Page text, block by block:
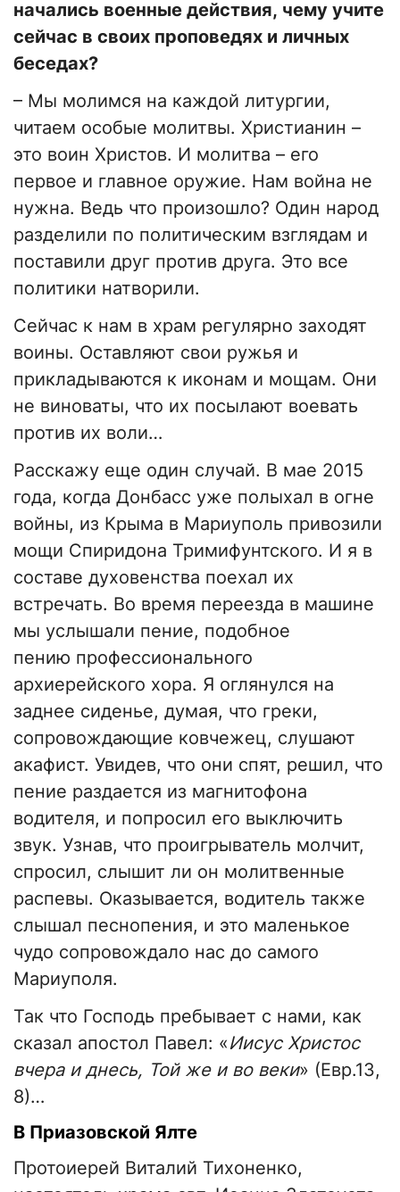
начались военные действия, чему учите
сейчас в своих проповедях и личных
беседах?
– Мы молимся на каждой литургии,
читаем особые молитвы. Христианин –
это воин Христов. И молитва – его
первое и главное оружие. Нам война не
нужна. Ведь что произошло? Один народ
разделили по политическим взглядам и
поставили друг против друга. Это все
политики натворили.
Сейчас к нам в храм регулярно заходят
воины. Оставляют свои ружья и
прикладываются к иконам и мощам. Они
не виноваты, что их посылают воевать
против их воли…
Расскажу еще один случай. В мае 2015
года, когда Донбасс уже полыхал в огне
войны, из Крыма в Мариуполь привозили
мощи Спиридона Тримифунтского. И я в
составе духовенства поехал их
встречать. Во время переезда в машине
мы услышали пение, подобное
пению профессионального
архиерейского хора. Я оглянулся на
заднее сиденье, думая, что греки,
сопровождающие ковчежец, слушают
акафист. Увидев, что они спят, решил, что
пение раздается из магнитофона
водителя, и попросил его выключить
звук. Узнав, что проигрыватель молчит,
спросил, слышит ли он молитвенные
распевы. Оказывается, водитель также
слышал песнопения, и это маленькое
чудо сопровождало нас до самого
Мариуполя.
Так что Господь пребывает с нами, как
сказал апостол Павел: «Иисус Христос
вчера и днесь, Той же и во веки» (Евр.13,
8)…
В Приазовской Ялте
Протоиерей Виталий Тихоненко,